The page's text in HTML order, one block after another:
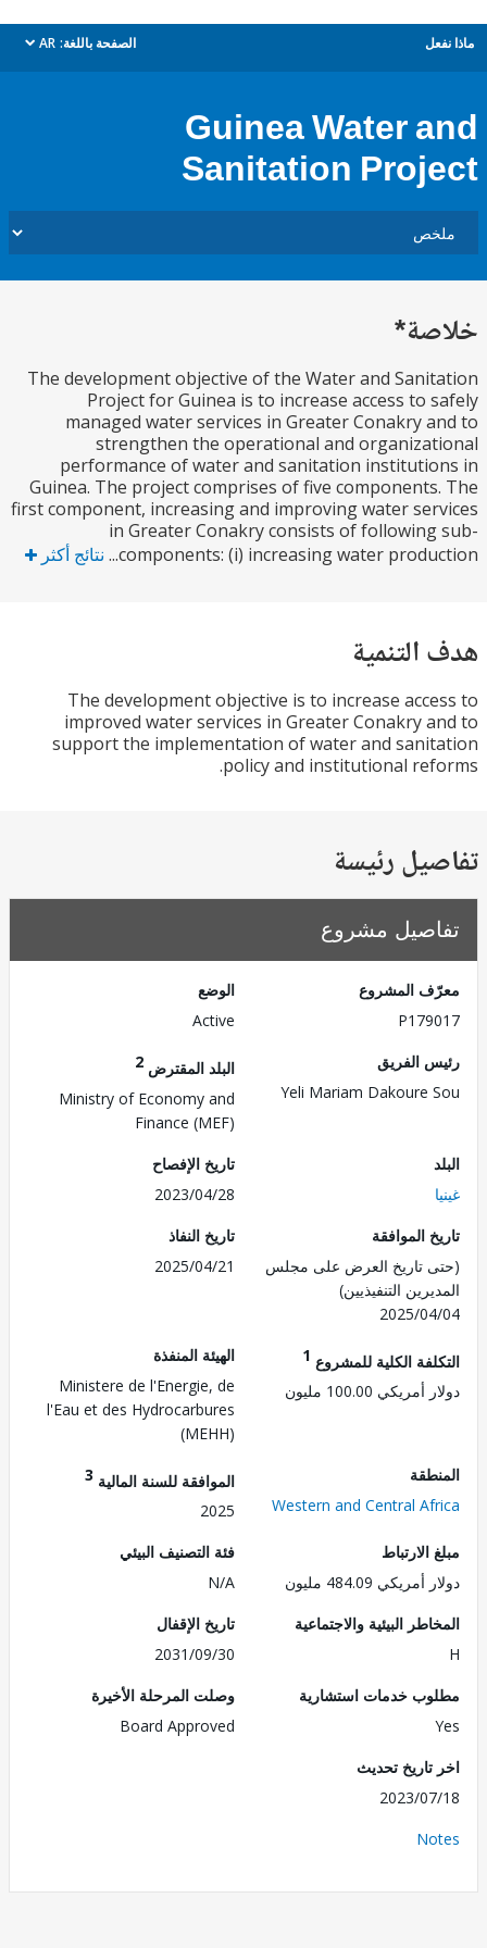
الصفحة باللغة: AR
dropdown
Guinea Water
Sanitation
The development objective of the Water and
Project for Guinea is to increase access to
managed water services in Greater Conakry
strengthen the operational and
performance of water and sanitation
Guinea. The project comprises of five
first component, increasing and improving water
in Greater Conakry consists of
components: (i) increasing water نتائج أكثر
The development objective is to increase
improved water services in Greater Conakry
support the implementation of water and
policy and institutional
رئيسة
مشروع
المشروع
الفريق
Yeli Mariam Dakoure
البلد المقترض
Ministry of Economy and
Finance (MEF)
تاريخ الإفصاح
2023/04/28
الموافقة
تاريخ العرض على مجلس
التنفيذيين)
2025/
تاريخ النفاذ
2025/04/21
الكلية للمشروع1
100.00 مليون
الهيئة المنفذة
Ministere de l'Energie, de
l'Eau et des Hydrocarbures
Western and Central
الموافقة للسنة المالية3
2025
484.09 مليون
فئة التصنيف البيئي
N/A
البيئية والاجتماعية
تاريخ الإقفال
2031/09/30
خدمات استشارية
وصلت المرحلة الأخيرة
Board Approved
تحديث
2023/